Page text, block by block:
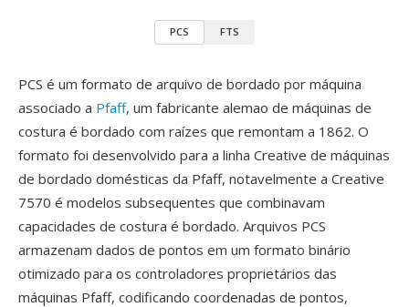
PCS FTS
PCS é um formato de arquivo de bordado por máquina
associado a Pfaff, um fabricante alemao de máquinas de
costura é bordado com raízes que remontam a 1862. O
formato foi desenvolvido para a linha Creative de máquinas
de bordado domésticas da Pfaff, notavelmente a Creative
7570 é modelos subsequentes que combinavam
capacidades de costura é bordado. Arquivos PCS
armazenam dados de pontos em um formato binário
otimizado para os controladores proprietários das
máquinas Pfaff, codificando coordenadas de pontos,